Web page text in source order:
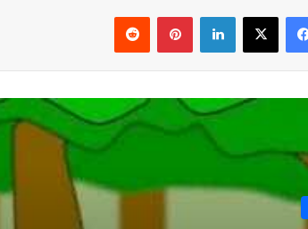
فيسبوك ‫X لينكدإن بينتيريست